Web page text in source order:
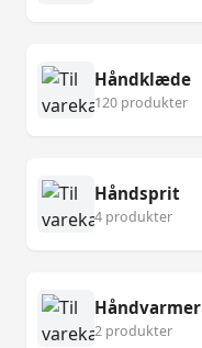
Håndklæde
120 produkter
Håndsprit
4 produkter
Håndvarmer
2 produkter